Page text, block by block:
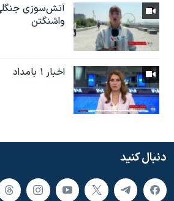
آتش‌سوزی
واشنگتن
اخبار ۱ بامداد
دنبال کنید